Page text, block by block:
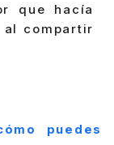
que hacía
compartir
puedes